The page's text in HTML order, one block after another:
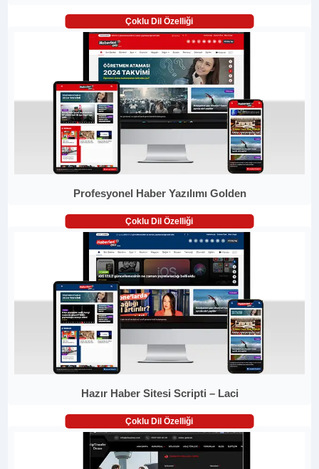
Çoklu Dil Özelliği
Profesyonel Haber Yazılımı Golden
Çoklu Dil Özelliği
Hazır Haber Sitesi Scripti – Laci
Çoklu Dil Özelliği